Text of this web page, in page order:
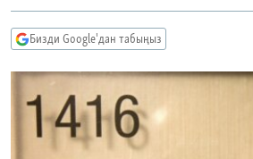
ЭЖЕ-СИҢДИЛЕР
АЗАТТЫК+
Русский
ОНЛАЙН ШЕРИНЕ
Бизди Google'дан табыңыз